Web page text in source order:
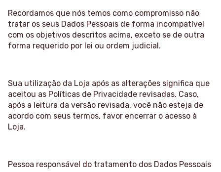
Recordamos que nós temos como compromisso não
tratar os seus Dados Pessoais de forma incompatível
com os objetivos descritos acima, exceto se de outra
forma requerido por lei ou ordem judicial.
Sua utilização da Loja após as alterações significa que
aceitou as Políticas de Privacidade revisadas. Caso,
após a leitura da versão revisada, você não esteja de
acordo com seus termos, favor encerrar o acesso à
Loja.
Pessoa responsável do tratamento dos Dados Pessoais